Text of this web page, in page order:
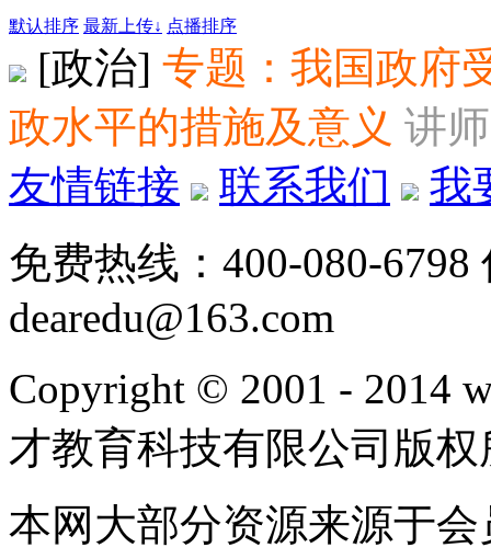
默认排序 最新上传↓ 点播排序
[政治] 专题：我国政府
政水平的措施及意义 讲
友情链接
联系我们
我
免费热线：400-080-6798
dearedu@163.com
Copyright © 2001 - 2014
才教育科技有限公司版
本网大部分资源来源于